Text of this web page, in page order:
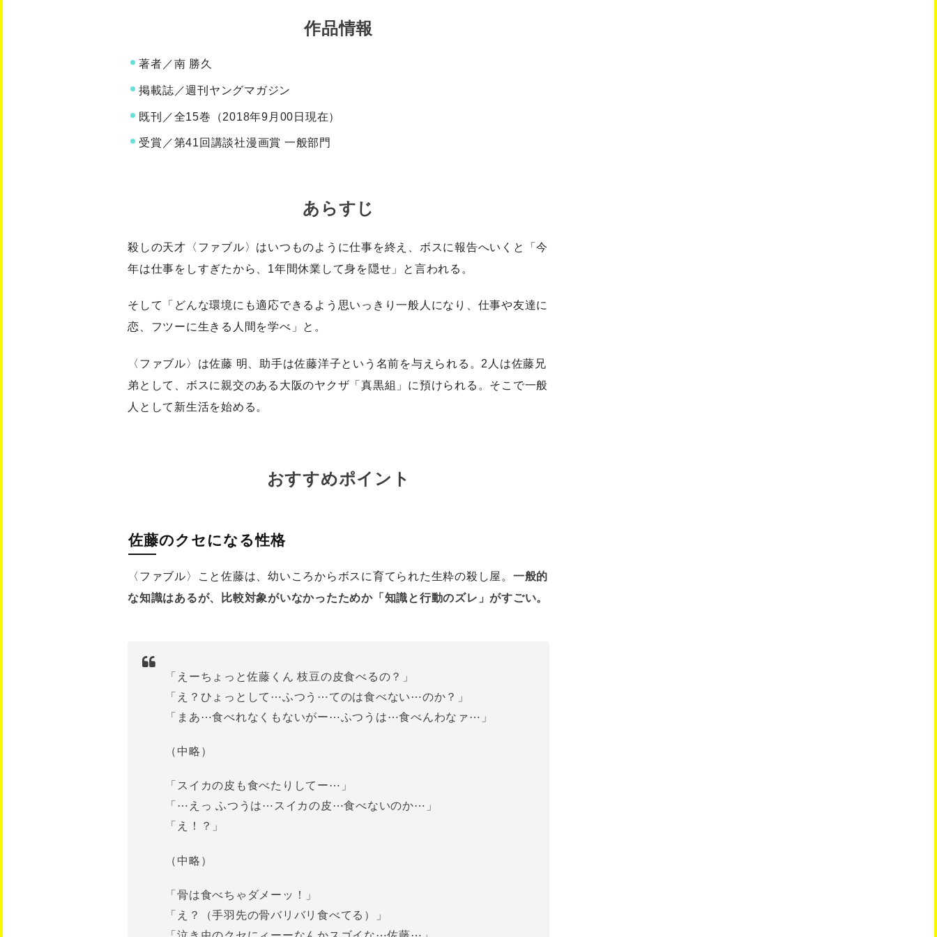
作品情報
著者／南 勝久
掲載誌／週刊ヤングマガジン
既刊／全15巻（2018年9月00日現在）
受賞／第41回講談社漫画賞 一般部門
あらすじ
殺しの天才〈ファブル〉はいつものように仕事を終え、ボスに報告へいくと「今
年は仕事をしすぎたから、1年間休業して身を隠せ」と言われる。
そして「どんな環境にも適応できるよう思いっきり一般人になり、仕事や友達に
恋、フツーに生きる人間を学べ」と。
〈ファブル〉は佐藤 明、助手は佐藤洋子という名前を与えられる。2人は佐藤兄
弟として、ボスに親交のある大阪のヤクザ「真黒組」に預けられる。そこで一般
人として新生活を始める。
おすすめポイント
佐藤のクセになる性格
〈ファブル〉こと佐藤は、幼いころからボスに育てられた生粋の殺し屋。 一般的
な知識はあるが、比較対象がいなかったためか「知識と行動のズレ」がすごい。
「えーちょっと佐藤くん 枝豆の皮食べるの？」
「え？ひょっとして⋯ふつう⋯てのは食べない⋯のか？」
「まあ⋯食べれなくもないがー⋯ふつうは⋯食べんわなァ⋯」
（中略）
「スイカの皮も食べたりしてー⋯」
「⋯えっ ふつうは⋯スイカの皮⋯食べないのか⋯」
「え！？」
（中略）
「骨は食べちゃダメーッ！」
「え？（手羽先の骨バリバリ食べてる）」